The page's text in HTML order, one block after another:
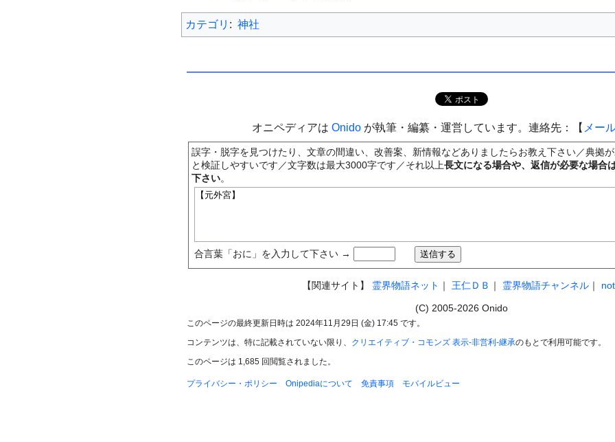
カテゴリ : 神社
オニペディアは Onidoが執筆・編纂・運営しています。連絡先：【 メー
誤字・脱字を見つけたり、文章の間違い、改善案、新情報などありましたらお教え下さい／典拠
と検証しやすいです／文字数は最大3000字です／それ以上長文になる場合や、返信が必要な場合
下さい。
合言葉「おに」を入力して下さい →
【関連サイト】 霊界物語ネット ｜ 王仁ＤＢ ｜ 霊界物語チャンネル ｜
(C) 2005-2026 Onido
このページの最終更新日時は 2024年11月29日 (金) 17:45 です。
コンテンツは、特に記載されていない限り、 クリエイティブ・コモンズ 表示-非営利-継承のもとで利用可能です。
このページは 1,685 回閲覧されました。
プライバシー・ポリシー Onipediaについて 免責事項 モバイルビュー